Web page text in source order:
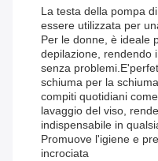
La testa della pompa
essere utilizzata per
Per le donne, è ideale
depilazione, rendendo
senza
schiuma per la
compiti quotidiani
lavaggio del viso,
indispensabile in
Promuove l'igiene e
incrociata